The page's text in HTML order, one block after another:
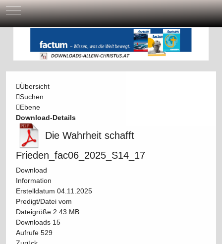
Mobile Menu Toggle
Übersicht
Suchen
Ebene
Download-Details
Die Wahrheit schafft
Frieden_fac06_2025_S14_17
Download
Information
Erstelldatum 04.11.2025
Predigt/Datei vom
Dateigröße 2.43 MB
Downloads 15
Aufrufe 529